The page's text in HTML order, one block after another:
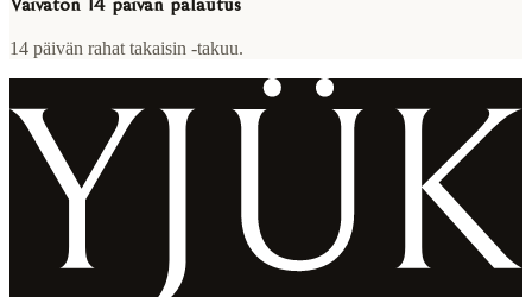
14 päivän rahat takaisin -takuu.